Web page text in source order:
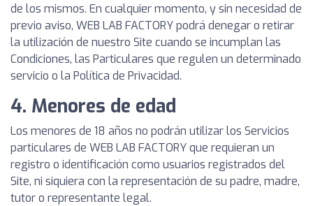
de los mismos. En cualquier momento, y sin necesidad de
previo aviso, WEB LAB FACTORY podrá denegar o retirar
la utilización de nuestro Site cuando se incumplan las
Condiciones, las Particulares que regulen un determinado
servicio o la Política de Privacidad.
4. Menores de edad
Los menores de 18 años no podrán utilizar los Servicios
particulares de WEB LAB FACTORY que requieran un
registro o identificación como usuarios registrados del
Site, ni siquiera con la representación de su padre, madre,
tutor o representante legal.